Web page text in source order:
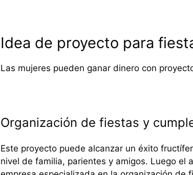
Idea de proyecto para
Las mujeres pueden ganar dinero con
Organización de fiestas y
Este proyecto puede alcanzar un éxito
nivel de familia, parientes y amigos. Luego el